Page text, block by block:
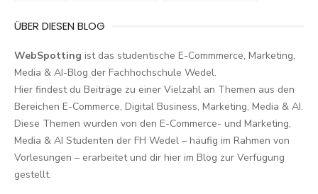
ÜBER DIESEN BLOG
WebSpotting ist das studentische E-Commmerce, Marketing,
Media & AI-Blog der Fachhochschule Wedel.
Hier findest du Beiträge zu einer Vielzahl an Themen aus den
Bereichen E-Commerce, Digital Business, Marketing, Media & AI.
Diese Themen wurden von den E-Commerce- und Marketing,
Media & AI Studenten der FH Wedel – häufig im Rahmen von
Vorlesungen – erarbeitet und dir hier im Blog zur Verfügung
gestellt.